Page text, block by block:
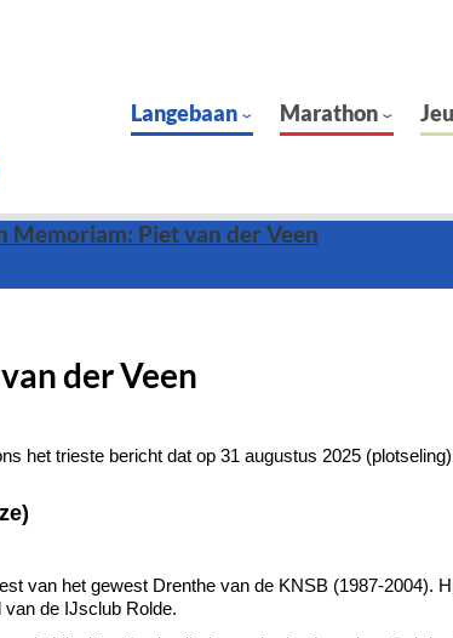
Langebaan Marathon
Memoriam: Piet van der Veen
der Veen
het trieste bericht dat op 31 augustus 2025
van het gewest Drenthe van de KNSB (1987-2004).
de IJsclub Rolde.